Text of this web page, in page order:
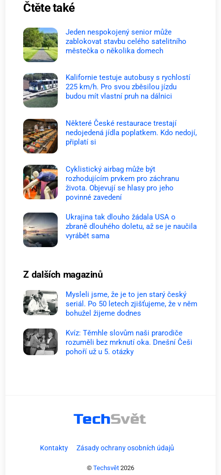
Čtěte také
Jeden nespokojený senior může
zablokovat stavbu celého satelitního
městečka o několika domech
Kalifornie testuje autobusy s rychlostí
225 km/h. Pro svou zběsilou jízdu
budou mít vlastní pruh na dálnici
Některé České restaurace trestají
nedojedená jídla poplatkem. Kdo nedojí,
připlatí si
Cyklistický airbag může být
rozhodujícím prvkem pro záchranu
života. Objevují se hlasy pro jeho
povinné zavedení
Ukrajina tak dlouho žádala USA o
zbraně dlouhého doletu, až se je naučila
vyrábět sama
Z dalších magazinů
Mysleli jsme, že je to jen starý český
seriál. Po 50 letech zjišťujeme, že v něm
bohužel žijeme dodnes
Kvíz: Těmhle slovům naši prarodiče
rozuměli bez mrknutí oka. Dnešní Češi
pohoří už u 5. otázky
Kontakty Zásady ochrany osobních údajů
© Techsvět 2026